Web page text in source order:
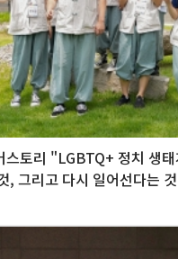
토리 "LGBTQ+ 정치 생
, 그리고 다시 일어선다는 것